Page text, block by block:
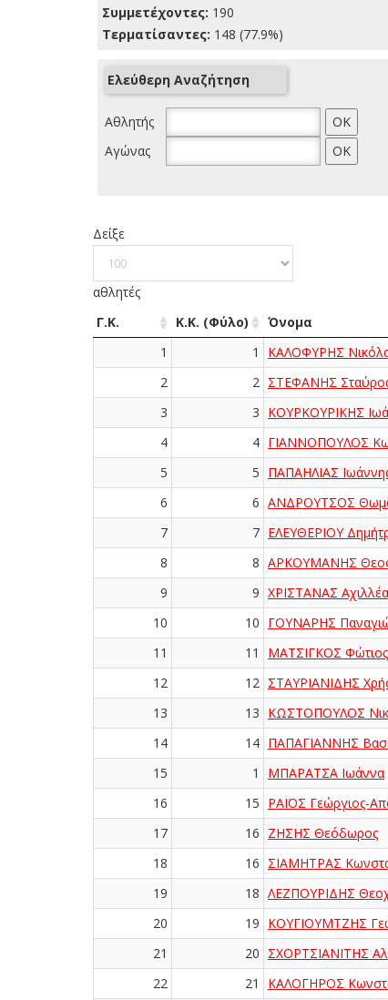
Συμμετέχοντες: 190
Τερματίσαντες: 148 (77.9%)
Ελεύθερη Αναζήτηση
Αθλητής
Αγώνας
Δείξε
αθλητές
Γ.Κ. Κ.Κ. (Φύλο) Όνομα
1
1 ΚΑΛΟΦΥΡΗΣ
2
2 ΣΤΕΦΑΝΗΣ
3
3 ΚΟΥΡΚΟΥΡΙΚΗΣ
4
4 ΓΙΑΝΝΟΠΟΥΛΟΣ
5
5 ΠΑΠΑΗΛΙΑΣ
6
6 ΑΝΔΡΟΥΤΣΟΣ
7
7 ΕΛΕΥΘΕΡΙΟΥ
8
8 ΑΡΚΟΥΜΑΝΗΣ
9
9 ΧΡΙΣΤΑΝΑΣ
10
10 ΓΟΥΝΑΡΗΣ
11
11 ΜΑΤΣΙΓΚΟΣ Φώτιος
12
12 ΣΤΑΥΡΙΑΝΙΔΗΣ
13
13 ΚΩΣΤΟΠΟΥΛΟΣ
14
14 ΠΑΠΑΓΙΑΝΝΗΣ
15
1 ΜΠΑΡΑΤΣΑ Ιωάννα
16
15 ΡΑΪΟΣ Γεώργιος-
17
16 ΖΗΣΗΣ Θεόδωρος
18
16 ΣΙΑΜΗΤΡΑΣ
19
18 ΛΕΖΠΟΥΡΙΔΗΣ
20
19 ΚΟΥΓΙΟΥΜΤΖΗΣ
21
20 ΣΧΟΡΤΣΙΑΝΙΤΗΣ
22
21 ΚΑΛΟΓΗΡΟΣ